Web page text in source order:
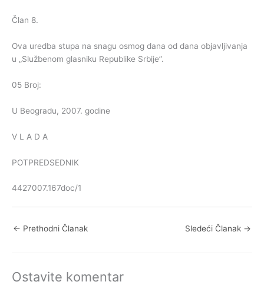
Član 8.
Ova uredba stupa na snagu osmog dana od dana objavljivanja
u „Službenom glasniku Republike Srbije”.
05 Broj:
U Beogradu, 2007. godine
V L A D A
POTPREDSEDNIK
4427007.167doc/1
← Prethodni Članak Sledeći Članak →
Ostavite komentar